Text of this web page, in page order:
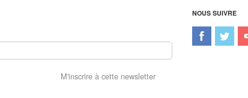
NOUS SUIVRE